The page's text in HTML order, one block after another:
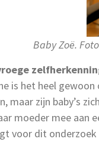
Baby Zoë.
is het heel
maar zijn baby’s
moeder mee aan
voor dit